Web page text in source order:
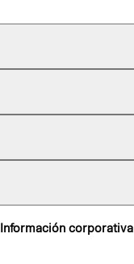
Información corporativa